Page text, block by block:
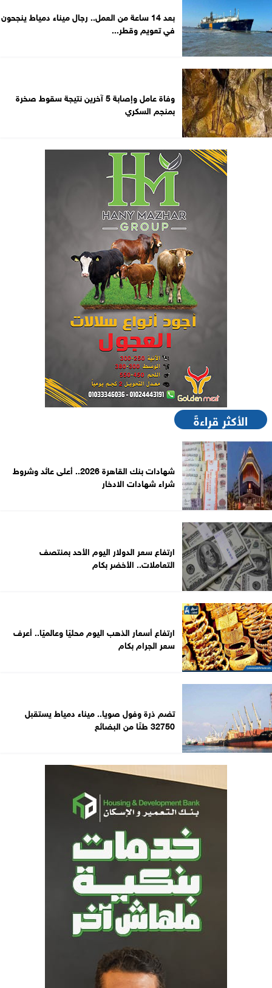
بعد 14 ساعة من العمل.. رجال ميناء دمياط ينجحون
في تعويم وقطر...
وفاة عامل وإصابة 5 آخرين نتيجة سقوط صخرة
بمنجم السكري
الأكثر قراءةً
شهادات بنك القاهرة 2026.. أعلى عائد وشروط
شراء شهادات الادخار
ارتفاع سعر الدولار اليوم الأحد بمنتصف
التعاملات.. الأخضر بكام
ارتفاع أسعار الذهب اليوم محليًا وعالميًا.. أعرف
سعر الجرام بكام
تضم ذرة وفول صويا.. ميناء دمياط يستقبل
32750 طنًا من البضائع